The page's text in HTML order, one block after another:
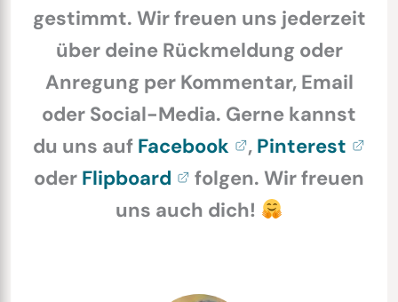
gestimmt. Wir freuen uns jederzeit
über deine Rückmeldung oder
Anregung per Kommentar, Email
oder Social-Media. Gerne kannst
du uns auf Facebook , Pinterest
oder Flipboard
folgen. Wir freuen
uns auch dich!